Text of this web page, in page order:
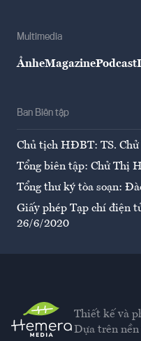
Multimedia
ẢnheMagazinePodcast
Ban Biên tập
Chủ tịch HĐBT: TS. Chử
Tổng biên tập: Chử Thị
Tổng thư ký tòa soạn:
Giấy phép Tạp chí điện
26/6/2020
Thiết kế và
Dựa trên nền